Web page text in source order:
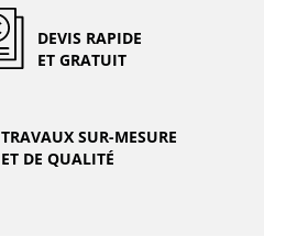
DEVIS RAPIDE
ET GRATUIT
TRAVAUX SUR-MESURE
ET DE QUALITÉ